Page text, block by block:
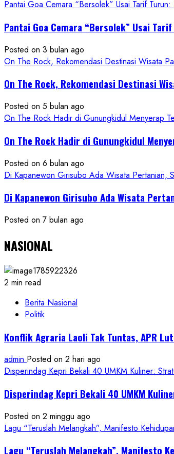
more
ON
ROCK
Gunungkidul
Konsep
Padukan
Keindahan
dan
Wisata
Kekinian
Pantai Goa Cemara “Bersolek” Usai Tarif
Pantai Goa Cemara “Bersolek” Usai
Posted on 3 bulan ago
On The Rock, Rekomendasi Destinasi Wisata
On The Rock, Rekomendasi Destinasi
Posted on 5 bulan ago
On The Rock Hadir di Gunungkidul Menyerap
On The Rock Hadir di Gunungkidul
Posted on 6 bulan ago
Di Kapanewon Girisubo Ada Wisata Pertanian,
Di Kapanewon Girisubo Ada Wisata
Posted on 7 bulan ago
NASIONAL
2 min read
Berita Nasional
Politik
Konflik Agraria Laoli Tak Tuntas, APR
admin Posted on 2 hari ago
Disperindag Kepri Bekali 40 UMKM Kuliner:
Disperindag Kepri Bekali 40 UMKM
Posted on 2 minggu ago
Lagu “Teruslah Melangkah”, Manifesto
Lagu “Teruslah Melangkah”, Manifesto